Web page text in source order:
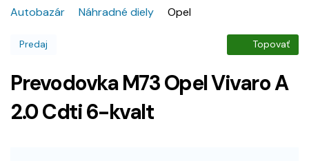
Autobazár Náhradné diely Opel
Predaj Topovať
Prevodovka M73 Opel Vivaro A
2.0 Cdti 6-kvalt